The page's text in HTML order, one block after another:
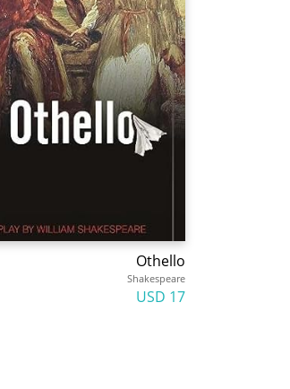
Othello
Shakespeare
17 USD